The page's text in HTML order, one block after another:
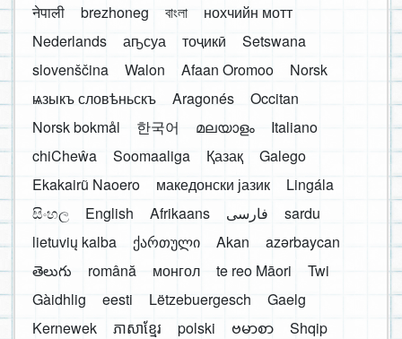
नेपाली
brezhoneg বাংলা
нохчийн мотт
Nederlands
аҧсуа тоҷикӣ
Setswana
slovenščina
Walon Afaan Oromoo
Norsk
ѩзыкъ словѣньскъ
Aragonés
Occitan
Norsk bokmål
한국어 മലയാളം
Italiano
chiCheŵa
Soomaaliga Қазақ
Galego
Ekakairũ Naoero
македонски јазик
Lingála
සිංහල
English Afrikaans فارسی
sardu
lietuvių kalba
ქართული Akan
azərbaycan
తెలుగు
română монгол te reo Māori
Twi
Gàidhlig
eesti Lëtzebuergesch
Gaelg
Kernewek
ភាសាខ្មែរ polski ဗမာစာ
Shqip